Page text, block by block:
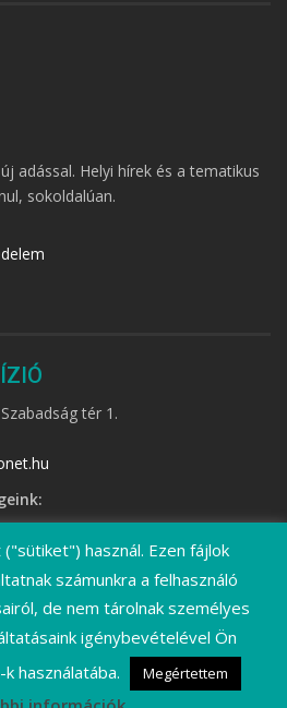
adással. Helyi hírek és a tematikus
sokoldalúan.
tér 1.
• Minden jog fenntartva!
használ. Ezen fájlok
számunkra a felhasználó
de nem tárolnak személyes
igénybevételével Ön
használatába.
Megértettem